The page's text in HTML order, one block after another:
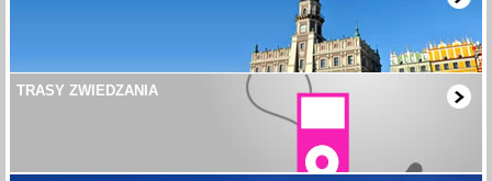
TRASY ZWIEDZANIA